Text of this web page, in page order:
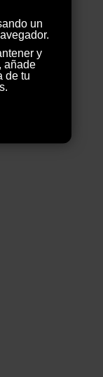
un
y
añade
de tu